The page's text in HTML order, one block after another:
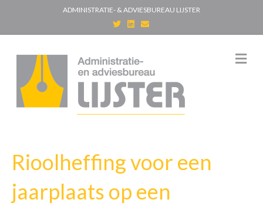
ADMINISTRATIE- & ADVIESBUREAU LIJSTER
T
w
i
e
r
n
d
i
n
E
m
a
M
e
Rioolheffing voor een
jaarplaats op een